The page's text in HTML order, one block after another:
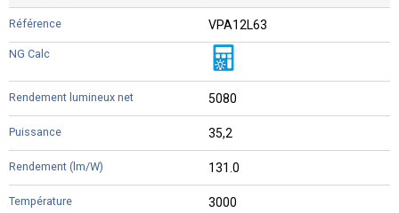
VPA12L63
5080
35,2
131.0
3000